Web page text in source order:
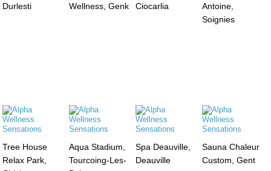
Durlesti
Wellness, Genk
Ciocarlia
Antoine,
Soignies
Tree House
Relax Park,
Aqua Stadium,
Tourcoing-Les-
Spa Deauville,
Deauville
Sauna Chaleur
Custom, Gent